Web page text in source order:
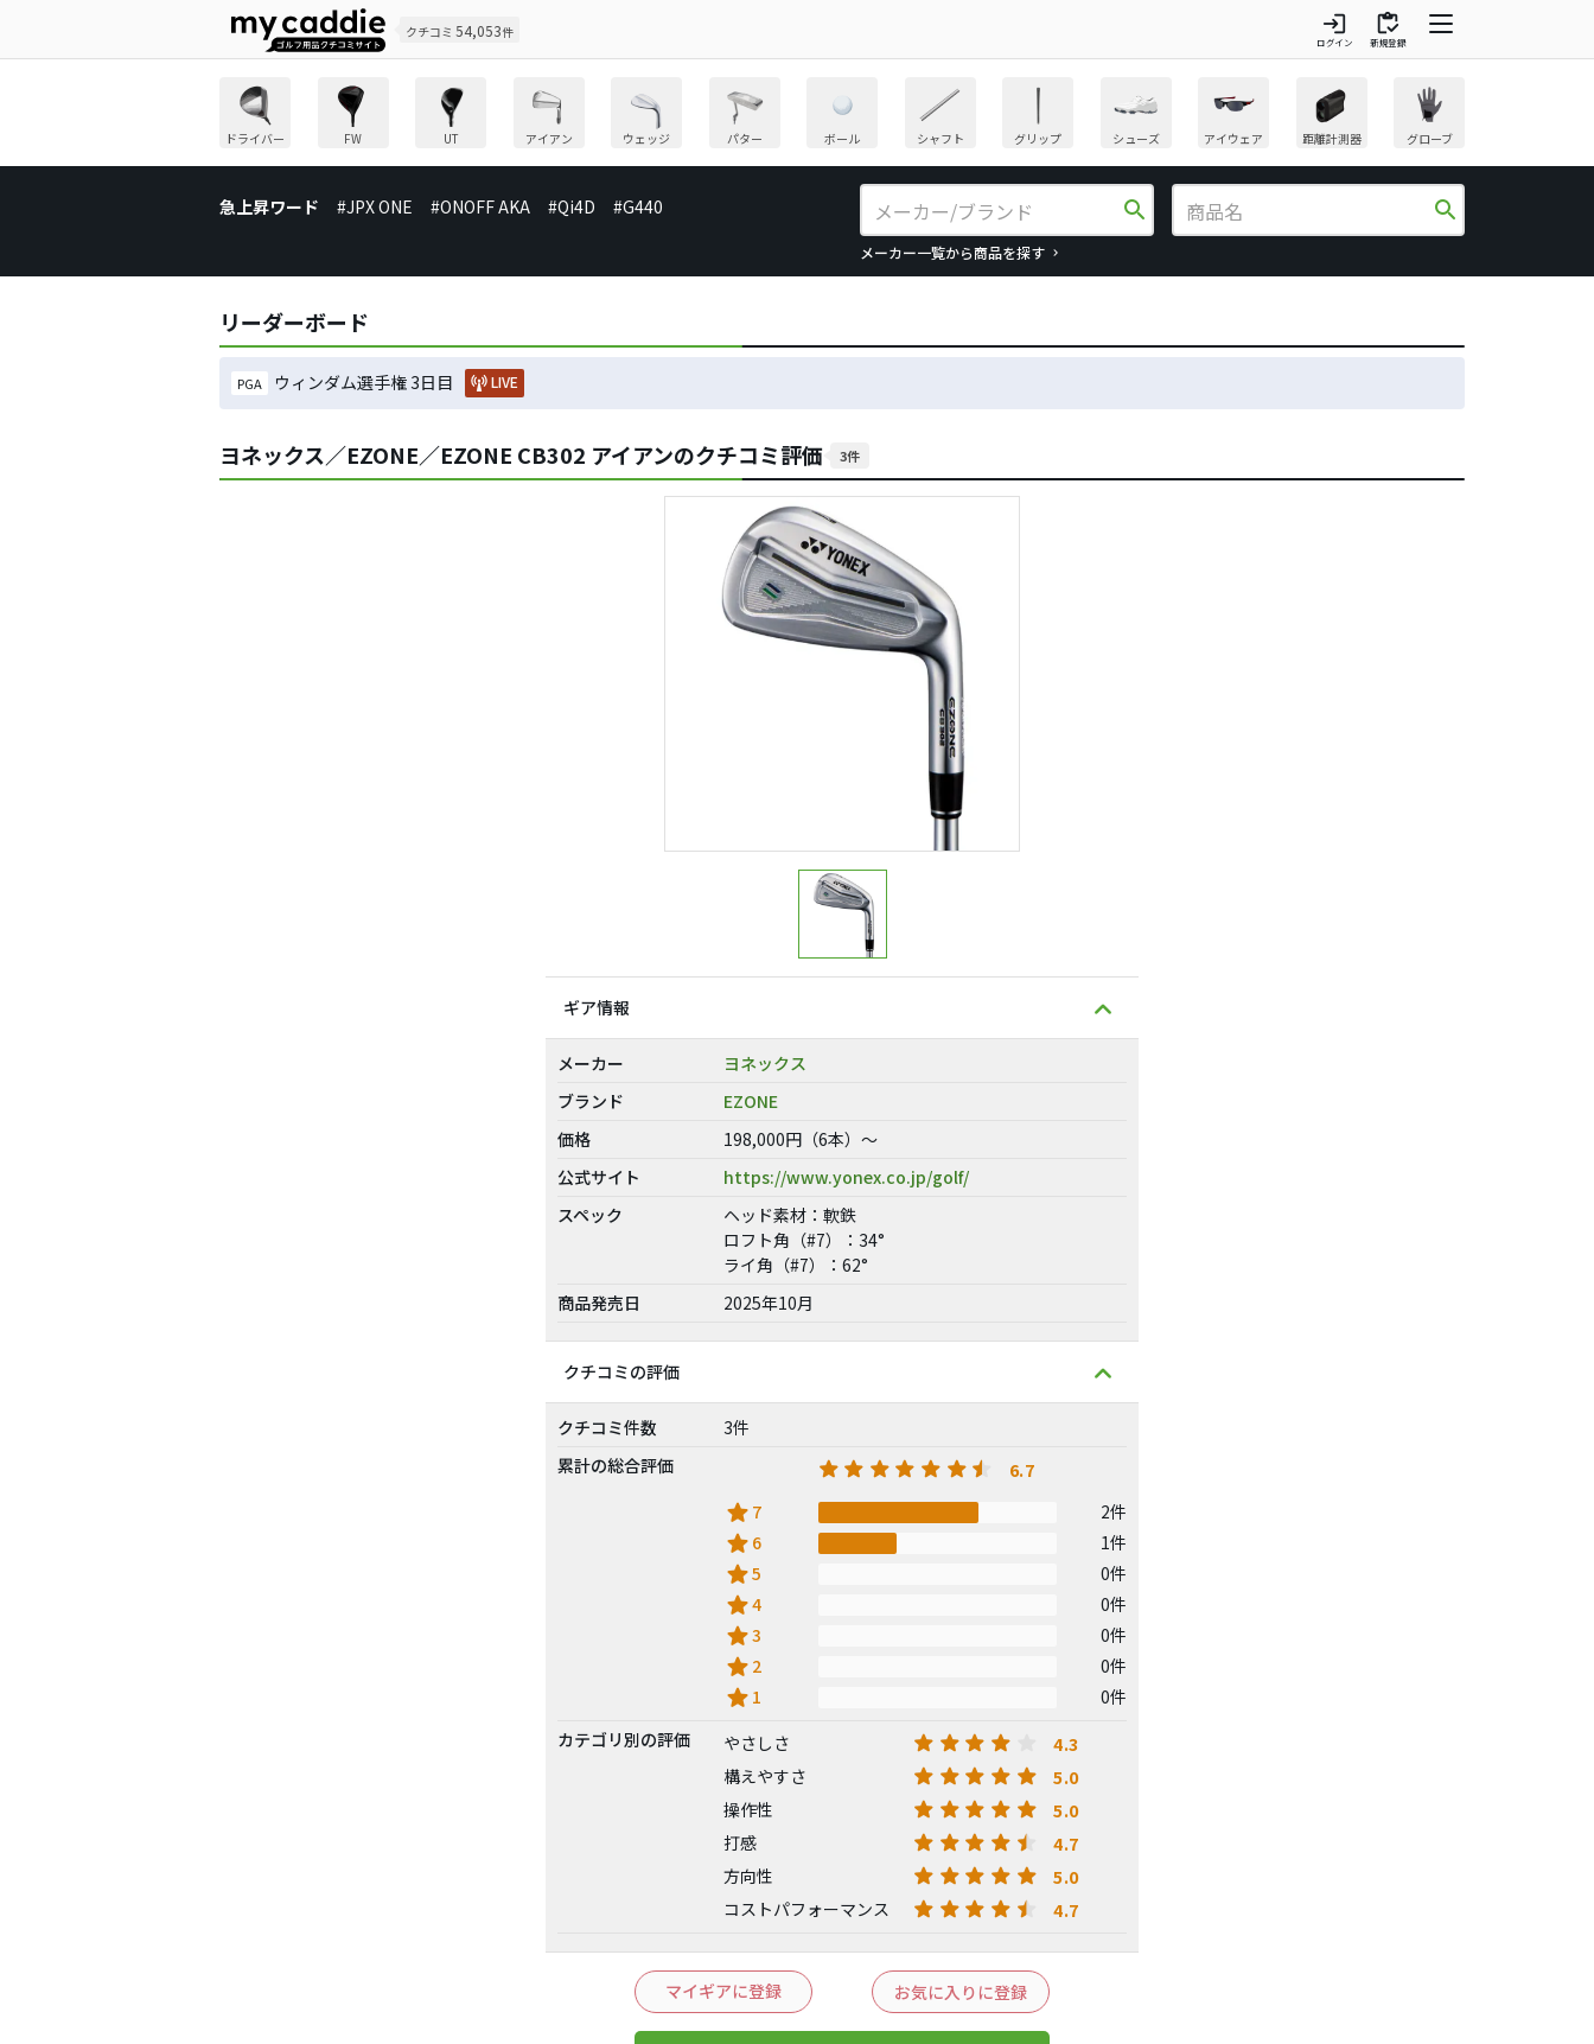
クチコミ 54,053件 login
ログイン
inventory
新規登録
ドライバー FW UT アイアン ウェッジ パター ボール シャフト グリップ シューズ アイウェア 距離計測器 グローブ
急上昇ワード #JPX ONE #ONOFF AKA #Qi4D #G440 search
メーカー一覧から商品を探す
search
リーダーボード
PGA ウィンダム選手権 3日目 LIVE
ヨネックス／EZONE／EZONE CB302 アイアンのクチコミ評価 3件
ギア情報
メーカー
ヨネックス
ブランド
EZONE
価格
198,000円（6本）～
公式サイト
https://www.yonex.co.jp/golf/
スペック
ヘッド素材：軟鉄
ロフト角（#7）：34°
ライ角（#7）：62°
商品発売日
2025年10月
クチコミの評価
クチコミ件数
3件
累計の総合評価
6.7
star 7 2件
star 6 1件
star5 0件
star4 0件
star3 0件
star 2 0件
star 1
0件
カテゴリ別の評価
やさしさ 4.3
構えやすさ 5.0
操作性 5.0
打感 4.7
方向性 5.0
コストパフォーマンス 4.7
マイギアに登録 お気に入りに登録